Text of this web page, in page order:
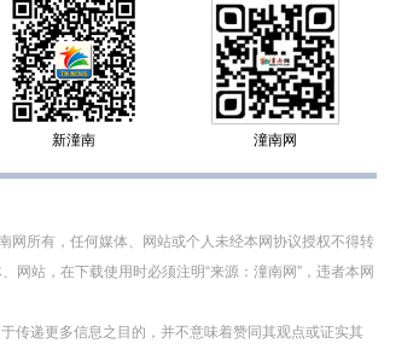
新潼南 潼南网
网所有，任何媒体、网站或个人未经本网协议授权不得转
网站，在下载使用时必须注明“来源：潼南网”，违者本网
传递更多信息之目的，并不意味着赞同其观点或证实其